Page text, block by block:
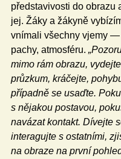
představivosti do obrazu
jej. Žáky a žákyně
vnímali všechny vjemy —
pachy, atmosféru.
mimo rám obrazu,
průzkum, kráčejte,
případně se usaďte.
s nějakou postavou,
navázat kontakt. Dívejte
interagujte s ostatními,
na obraze na první